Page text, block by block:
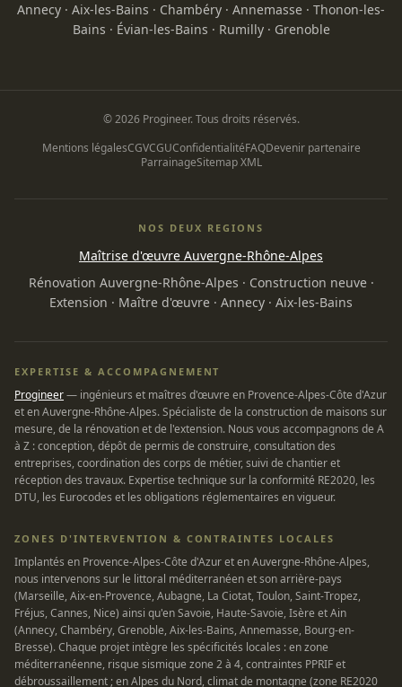
Annecy · Aix-les-Bains · Chambéry · Annemasse · Thonon-les-
Bains · Évian-les-Bains · Rumilly· Grenoble
© 2026 Progineer. Tous droits réservés.
Mentions légalesCGVCGUConfidentialitéFAQDevenir partenaire
ParrainageSitemap XML
NOS DEUX REGIONS
Maîtrise d'œuvre Auvergne-Rhône-Alpes
Rénovation Auvergne-Rhône-Alpes · Construction neuve·
Extension · Maître d'œuvre · Annecy · Aix-les-Bains
EXPERTISE & ACCOMPAGNEMENT
Progineer— ingénieurs et maîtres d'œuvre en Provence-Alpes-Côte d'Azur
et en Auvergne-Rhône-Alpes. Spécialiste de la construction de maisons sur
mesure, de la rénovation et de l'extension. Nous vous accompagnons de A
à Z : conception, dépôt de permis de construire, consultation des
entreprises, coordination des corps de métier, suivi de chantier et
réception des travaux. Expertise technique sur la conformité RE2020, les
DTU, les Eurocodes et les obligations réglementaires en vigueur.
ZONES D'INTERVENTION & CONTRAINTES LOCALES
Implantés en Provence-Alpes-Côte d'Azur et en Auvergne-Rhône-Alpes,
nous intervenons sur le littoral méditerranéen et son arrière-pays
(Marseille, Aix-en-Provence, Aubagne, La Ciotat, Toulon, Saint-Tropez,
Fréjus, Cannes, Nice) ainsi qu'en Savoie, Haute-Savoie, Isère et Ain
(Annecy, Chambéry, Grenoble, Aix-les-Bains, Annemasse, Bourg-en-
Bresse). Chaque projet intègre les spécificités locales : en zone
méditerranéenne, risque sismique zone 2 à 4, contraintes PPRIF et
débroussaillement ; en Alpes du Nord, climat de montagne (zone RE2020